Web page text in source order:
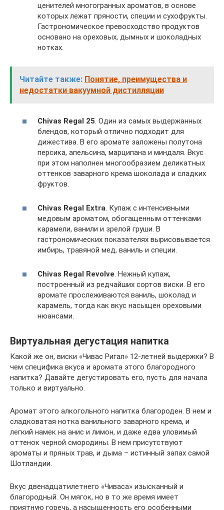
ценителей многогранных ароматов, в основе
которых лежат пряности, специи и сухофрукты.
Гастрономическое превосходство продуктов
основано на ореховых, дымных и шоколадных
нотках.
Читайте также: Понятие, преимущества и
недостатки вакуумной дистилляции
Chivas Regal 25. Один из самых выдержанных
блендов, который отлично подходит для
дижестива. В его аромате заложены полутона
персика, апельсина, марципана и миндаля. Вкус
при этом наполнен многообразием деликатных
оттенков заварного крема шоколада и сладких
фруктов.
Chivas Regal Extra. Купаж с интенсивными
медовым ароматом, обогащенным оттенками
карамели, ванили и зрелой груши. В
гастрономических показателях вырисовывается
имбирь, травяной мед, ваниль и специи.
Chivas Regal Revolve. Нежный купаж,
построенный из редчайших сортов виски. В его
аромате прослеживаются ваниль, шоколад и
карамель, тогда как вкус насыщен ореховыми
нюансами.
Виртуальная дегустация напитка
Какой же он, виски «Чивас Ригал» 12-летней выдержки? В
чем специфика вкуса и аромата этого благородного
напитка? Давайте дегустировать его, пусть для начала
только и виртуально.
Аромат этого алкогольного напитка благороден. В нем и
сладковатая нотка ванильного заварного крема, и
легкий намек на анис и лимон, и даже едва уловимый
оттенок черной смородины. В нем присутствуют
ароматы и пряных трав, и дыма – истинный запах самой
Шотландии.
Вкус двенадцатилетнего «Чиваса» изысканный и
благородный. Он мягок, но в то же время имеет
приятную горечь, а насыщенность его особенными